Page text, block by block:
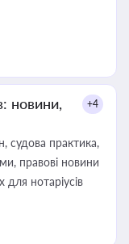
новини,
+4
судова практика,
правові новини
нотаріусів